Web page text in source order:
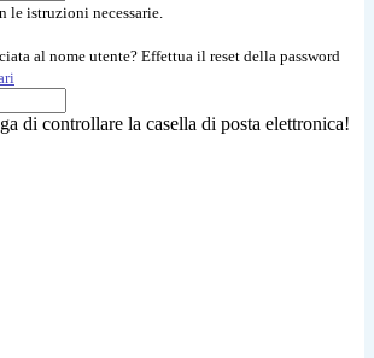
istruzioni necessarie.
al nome utente? Effettua il reset della password
di controllare la casella di posta elettronica!